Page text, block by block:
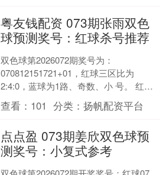
粤友钱配资 073期张雨双色
球预测奖号：红球杀号推荐
双色球第2026072期奖号为：
070812151721+01，红球三区比为
2:4:0，蓝球为1路、奇数、小 号。 红球
杀尾数：第2026072期双色球开出5个....
查看： 101 分类：扬帆配资平台
点点盈 073期姜欣双色球预
测奖号：小复式参考